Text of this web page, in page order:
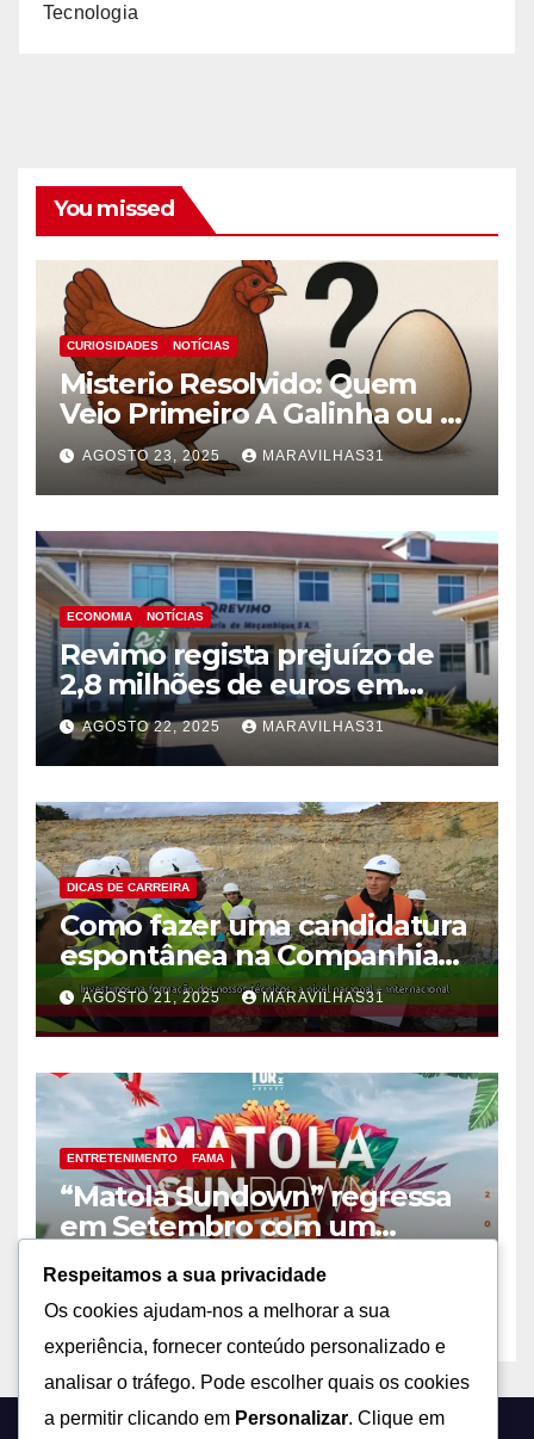
Tecnologia
You missed
CURIOSIDADES NOTÍCIAS
Misterio Resolvido: Quem
Veio Primeiro A Galinha ou o
Ovo!
AGOSTO 23, 2025 MARAVILHAS31
ECONOMIA NOTÍCIAS
Revimo regista prejuízo de
2,8 milhões de euros em
2024 devido à crise pós-
eleitoral!
AGOSTO 22, 2025 MARAVILHAS31
DICAS DE CARREIRA
Como fazer uma candidatura
espontânea na Companhia
Moçambicana de
Hidrocarbonetos (CMH)!
AGOSTO 21, 2025 MARAVILHAS31
ENTRETENIMENTO FAMA
“Matola Sundown” regressa
em Setembro com um
AGOSTO 21, 2025 MARAVILHAS31
Respeitamos a sua privacidade
Os cookies ajudam-nos a melhorar a sua
experiência, fornecer conteúdo personalizado e
analisar o tráfego. Pode escolher quais os cookies
a permitir clicando em Personalizar. Clique em